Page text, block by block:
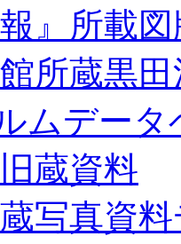
報』所載
所蔵黒
ムデータ
蔵資料
写真資